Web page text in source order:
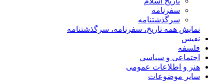
سفرنامه
سرگذشتنامه
نمایش همه تاریخ، سفرنامه، سرگذشتنامه
نفیس
فلسفه
اجتماعی و سیاسی
هنر و اطلاعات عمومی
سایر موضوعات